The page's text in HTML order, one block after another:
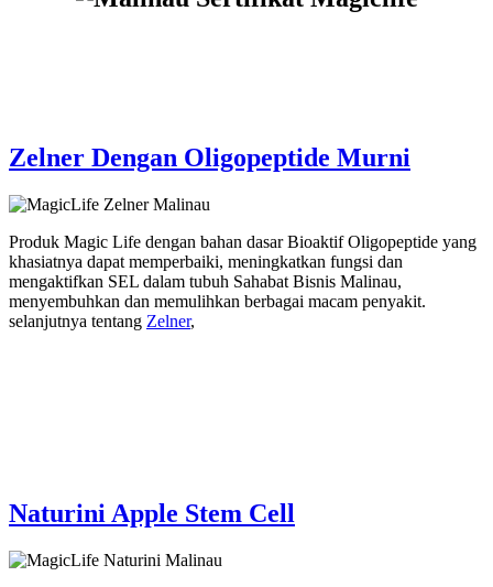
Zelner Dengan Oligopeptide Murni
Produk Magic Life dengan bahan dasar Bioaktif Oligopeptide yang
khasiatnya dapat memperbaiki, meningkatkan fungsi dan
mengaktifkan SEL dalam tubuh Sahabat Bisnis Malinau,
menyembuhkan dan memulihkan berbagai macam penyakit.
selanjutnya tentang Zelner,
Naturini Apple Stem Cell